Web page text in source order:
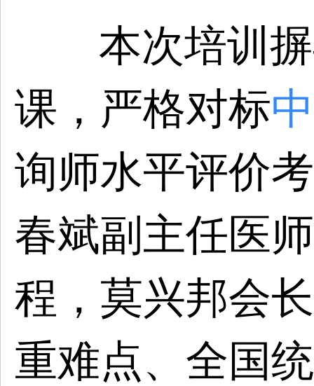
本次培训
课，严格对标
询师水平评价
春斌副主任医
程，莫兴邦会
重难点、全国